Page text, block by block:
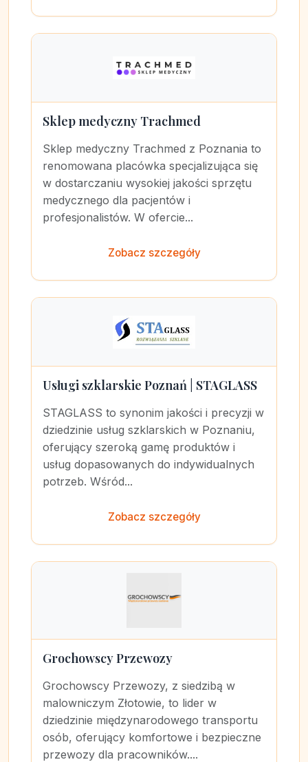
Sklep medyczny Trachmed
Sklep medyczny Trachmed z Poznania to
renomowana placówka specjalizująca się
w dostarczaniu wysokiej jakości sprzętu
medycznego dla pacjentów i
profesjonalistów. W ofercie...
Zobacz szczegóły
Usługi szklarskie Poznań | STAGLASS
STAGLASS to synonim jakości i precyzji w
dziedzinie usług szklarskich w Poznaniu,
oferujący szeroką gamę produktów i
usług dopasowanych do indywidualnych
potrzeb. Wśród...
Zobacz szczegóły
Grochowscy Przewozy
Grochowscy Przewozy, z siedzibą w
malowniczym Złotowie, to lider w
dziedzinie międzynarodowego transportu
osób, oferujący komfortowe i bezpieczne
przewozy dla pracowników....